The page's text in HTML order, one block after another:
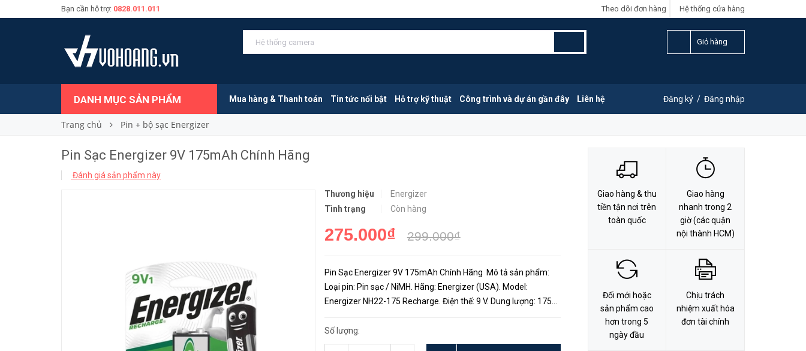
Bạn cần hỗ trợ: 0828.011.011 Hệ thống cửa hàng
Theo dõi đơn hàng
Giỏ hàng
DANH MỤC SẢN PHẨM Mua hàng & Thanh toán Tin tức nổi bật Hỗ trợ kỹ thuật Công trình và dự án gần đây Liên hệ Đăng ký / Đăng nhập
Trang chủ Pin + bộ sạc Energizer
Pin Sạc Energizer 9V 175mAh Chính Hãng
Đánh giá sản phẩm này
Thương hiệu
Energizer
Tình trạng
Còn hàng
275.000₫ 299.000₫
Pin Sạc Energizer 9V 175mAh Chính Hãng Mô tả sản phẩm:
Loại pin: Pin sạc / NiMH. Hãng: Energizer (USA). Model:
Energizer NH22-175 Recharge. Điện thế: 9 V. Dung lượng: 175
thức đóng ...
Số lượng:
Pin Sạc Energizer 9V 175mAh Chính Hãng
MUA NGAY LIÊN HỆ ĐẶT HÀNG
Giao hàng & thu
tiền tận nơi trên
toàn quốc
Giao hàng
nhanh trong 2
giờ (các quận
nội thành HCM)
Đổi mới hoặc
sản phẩm cao
hơn trong 5
ngày đầu
Chịu trách
nhiệm xuất hóa
đơn tài chính